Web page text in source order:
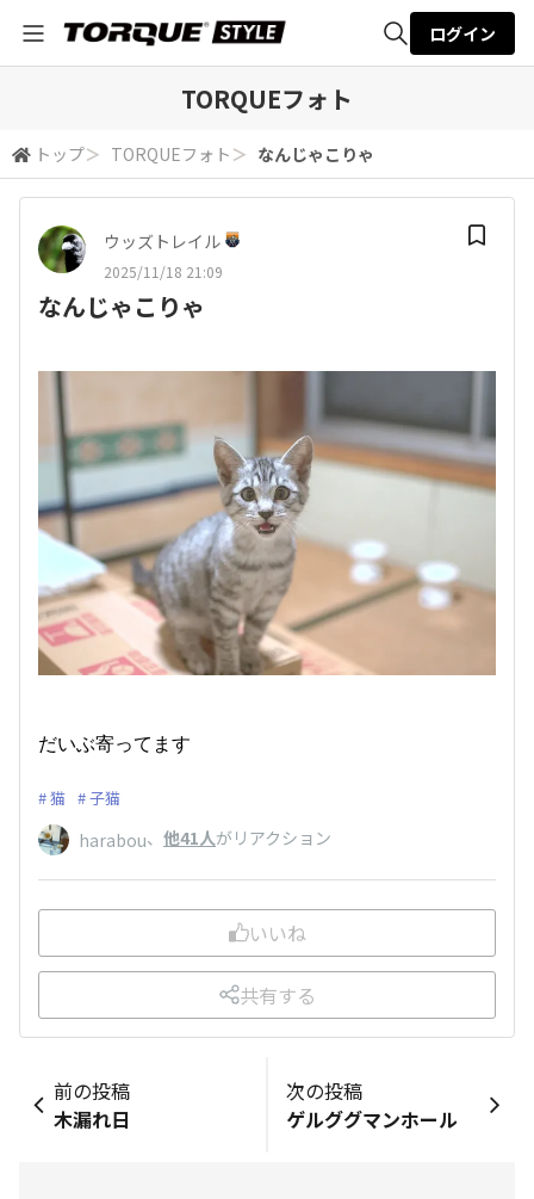
検索
ログイン
TORQUEフォト
トップ＞ TORQUEフォト ＞ なんじゃこりゃ
ウッズトレイル
2025/11/18 21:09
なんじゃこりゃ
だいぶ寄ってます
猫 子猫
harabou、 他41人がリアクション
いいね
共有する
前の投稿
木漏れ日
次の投稿
ゲルググマンホール